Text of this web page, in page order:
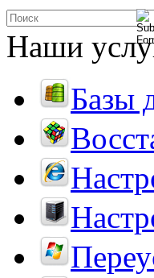
Наши
Базы